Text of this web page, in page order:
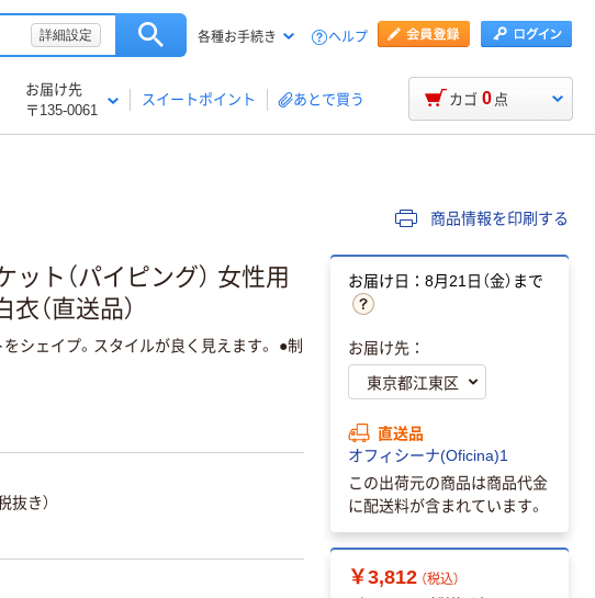
詳細設定 各種お手続き ヘルプ
お届け先
〒135-0061
スイートポイント あとで買う カゴ 0 点
商品情報を印刷する
ット（パイピング） 女性用
（直送品）
シェイプ。スタイルが良く見えます。 ●制
抜き）
お届け日：8月21日（金）まで
お届け先：
直送品
オフィシーナ(Oficina)1
この出荷元の商品は商品代金
に配送料が含まれています。
￥3,812 （税込）